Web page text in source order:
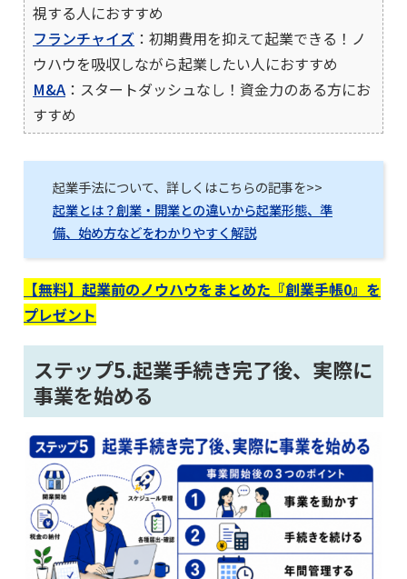
視する人におすすめ
フランチャイズ ：初期費用を抑えて起業できる！ノ
ウハウを吸収しながら起業したい人におすすめ
M&A ：スタートダッシュなし！資金力のある方にお
すすめ
起業手法について、詳しくはこちらの記事を>>
起業とは？創業・開業との違いから起業形態、準
備、始め方などをわかりやすく解説
【無料】起業前のノウハウをまとめた『創業手帳0』を
プレゼント
ステップ5.起業手続き完了後、実際に
事業を始める